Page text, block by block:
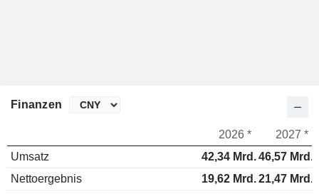
Finanzen
2026 *
2027 *
Umsatz
42,34 Mrd.46,57 Mrd.
Nettoergebnis
19,62 Mrd.21,47 Mrd.